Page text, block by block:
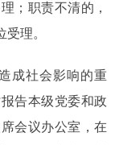
；职责不清的，
理。
成社会影响的重
告本级党委和政
会议办公室，在